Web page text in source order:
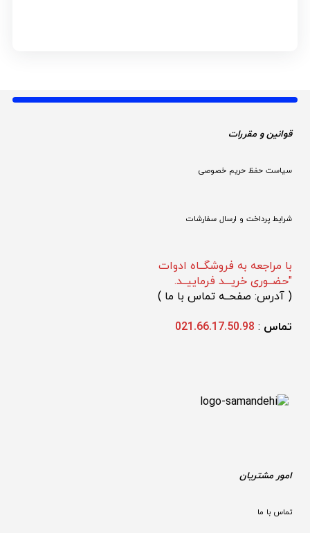
قوانین و مقررات
سیاست حفظ حریم خصوصی
شرایط پرداخت و ارسال سفارشات
با مراجعه به فروشگــاه ادوات
"حضــوری خریـــد فرماییــد.
( آدرس: صفحــه تماس با ما )
تماس :
021.66.17.50.98
امور مشتریان
تماس با ما